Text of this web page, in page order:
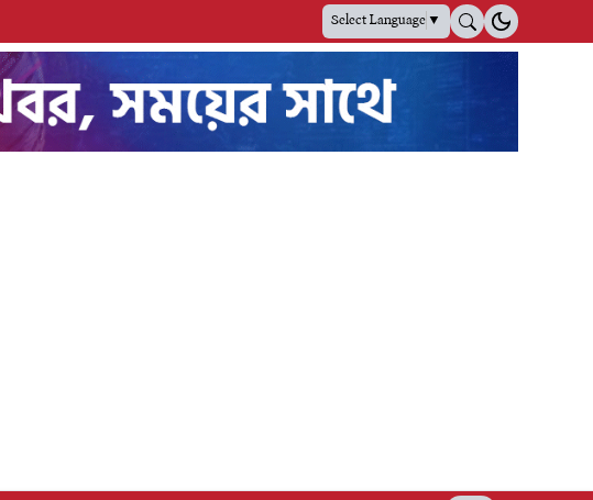
Select Language▼